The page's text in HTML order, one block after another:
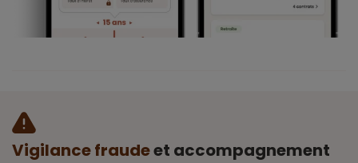
Vigilance fraudeet accompagnement